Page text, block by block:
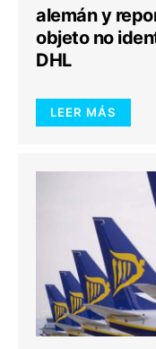
alemán y
objeto no
DHL
LEER MÁS